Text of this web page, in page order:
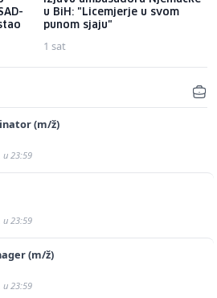
u BiH: "Licemjerje u svom
punom sjaju"
1 sat
(m/ž)
u 23:59
u 23:59
(m/ž)
u 23:59